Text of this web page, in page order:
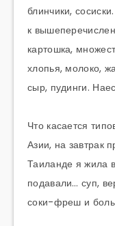
блинчики,
к
картошка,
хлопья, молоко,
сыр, пудинги.
Что касается
Азии, на завтрак
Таиланде я жила
подавали… суп,
соки-фреш и